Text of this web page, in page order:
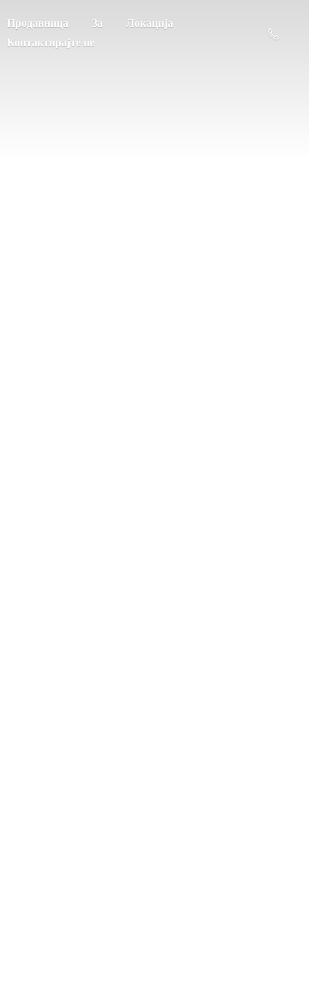
Продавница За
Локација
Контактирајте не